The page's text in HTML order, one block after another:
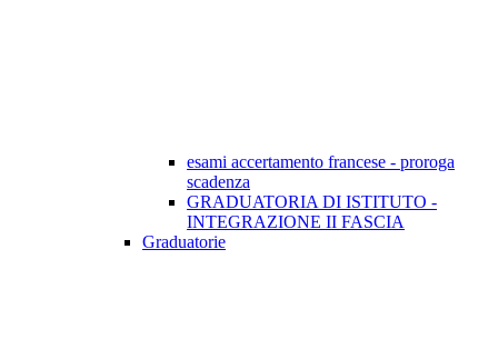
esami accertamento francese - proroga
scadenza
GRADUATORIA DI ISTITUTO -
INTEGRAZIONE II FASCIA
Graduatorie